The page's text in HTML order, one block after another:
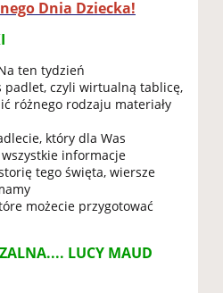
Dnia Dziecka!
ten tydzień
padlet, czyli wirtualną tablicę,
różnego rodzaju materiały
który dla Was
informacje
tego święta, wiersze
możecie przygotować
LUCY MAUD